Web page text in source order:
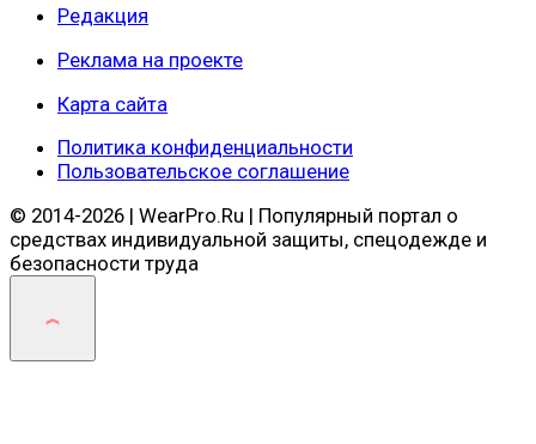
Редакция
Реклама на проекте
Карта сайта
Политика конфиденциальности
Пользовательское cоглашение
© 2014-2026 | WearPro.Ru | Популярный портал о
средствах индивидуальной защиты, спецодежде и
безопасности труда